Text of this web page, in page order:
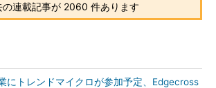
の連載記事が 2060 件あります
にトレンドマイクロが参加予定、Edgecross